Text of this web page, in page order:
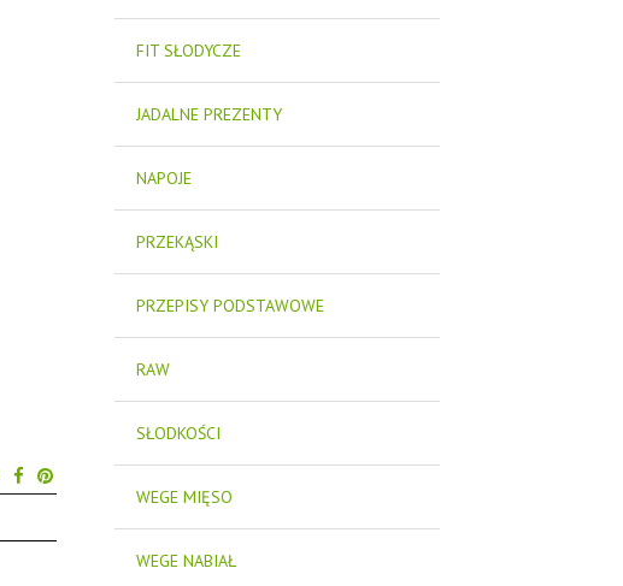
FIT SŁODYCZE
JADALNE PREZENTY
NAPOJE
PRZEKĄSKI
PRZEPISY PODSTAWOWE
RAW
SŁODKOŚCI
WEGE MIĘSO
WEGE NABIAŁ